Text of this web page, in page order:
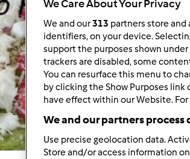
We Care About Your Privacy
We and our313 partners store and
identifiers, on your device.
support the purposes shown
trackers are disabled, some
You can resurface this menu to
by clicking the Show Purposes
have effect within our Website.
We and our partners
Use precise geolocation data.
Store and/or access information